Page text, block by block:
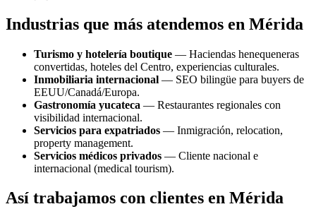
Industrias que más atendemos en Mérida
Turismo y hotelería boutique — Haciendas henequeneras
convertidas, hoteles del Centro, experiencias culturales.
Inmobiliaria internacional — SEO bilingüe para buyers de
EEUU/Canadá/Europa.
Gastronomía yucateca — Restaurantes regionales con
visibilidad internacional.
Servicios para expatriados — Inmigración, relocation,
property management.
Servicios médicos privados — Cliente nacional e
internacional (medical tourism).
Así trabajamos con clientes en Mérida